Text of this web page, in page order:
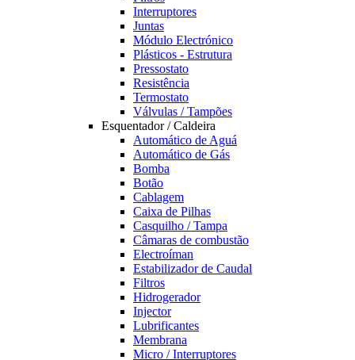
Interruptores
Juntas
Módulo Electrónico
Plásticos - Estrutura
Pressostato
Resistência
Termostato
Válvulas / Tampões
Esquentador / Caldeira
Automático de Aguá
Automático de Gás
Bomba
Botão
Cablagem
Caixa de Pilhas
Casquilho / Tampa
Câmaras de combustão
Electroíman
Estabilizador de Caudal
Filtros
Hidrogerador
Injector
Lubrificantes
Membrana
Micro / Interruptores